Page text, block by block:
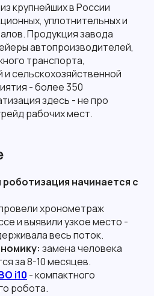
крупнейших в России
уплотнительных и
Продукция завода
автопроизводителей,
транспорта,
сельскохозяйственной
- более 350
здесь - не про
рабочих мест.
начинается с
хронометраж
и выявили узкое место -
весь поток.
замена человека
за 8-10 месяцев.
i10 - компактного
робота.